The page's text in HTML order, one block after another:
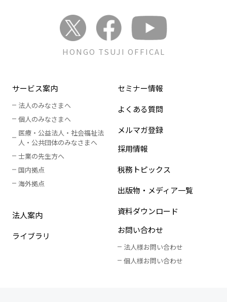
HONGO TSUJI OFFICAL
サービス案内
法人のみなさまへ
個人のみなさまへ
医療・公益法人・社会福祉法
人 ・ 公共団体のみなさまへ
士業の先生方へ
国内拠点
海外拠点
法人案内
ライブラリ
セミナー情報
よくある質問
メルマガ登録
採用情報
税務トピックス
出版物・メディア一覧
資料ダウンロード
お問い合わせ
法人様お問い合わせ
個人様お問い合わせ